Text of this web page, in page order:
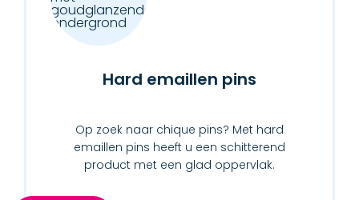
Hard emaillen pins
Op zoek naar chique pins? Met hard
emaillen pins heeft u een schitterend
product met een glad oppervlak.